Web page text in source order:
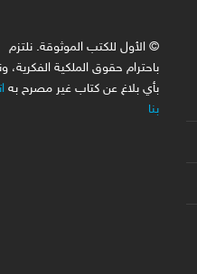
© الأول للكتب الموثوقة. نلتزم
باحترام حقوق الملكية الفكرية،
بأي بلاغ عن كتاب غير مصرح به
بنا